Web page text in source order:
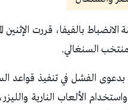
السنغالي.
الفشل في تنفيذ قواعد
واستخدام الألعاب النارية